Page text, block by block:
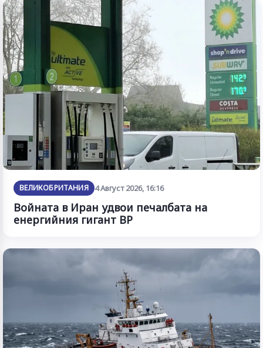
ВЕЛИКОБРИТАНИЯ 4 Август 2026, 16:16
Войната в Иран удвои печалбата на
енергийния гигант BP